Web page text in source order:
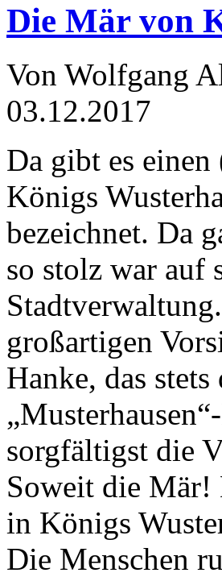
Die Mär von
Von Wolfgang
03.12.2017
Da gibt es
Königs
bezeichnet. Da
so stolz war auf
großartigen
Hanke, das
sorgfältigst die
Soweit die Mär!
in Königs
Die Menschen